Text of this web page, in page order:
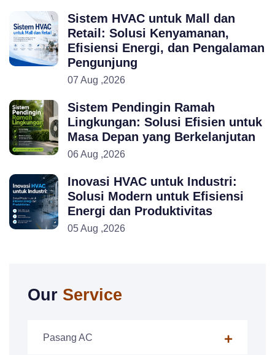
Sistem HVAC untuk Mall dan
Retail: Solusi Kenyamanan,
Efisiensi Energi, dan Pengalaman
Pengunjung
07 Aug ,2026
Sistem Pendingin Ramah
Lingkungan: Solusi Efisien untuk
Masa Depan yang Berkelanjutan
06 Aug ,2026
Inovasi HVAC untuk Industri:
Solusi Modern untuk Efisiensi
Energi dan Produktivitas
05 Aug ,2026
Our Service
Pasang AC